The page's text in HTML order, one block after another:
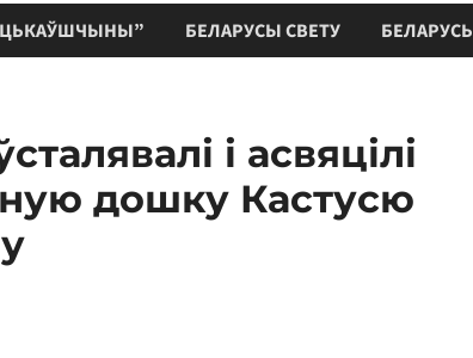
БЕЛАРУСЫ СВЕТУ БЕЛАРУСЬ
і асвяцілі
дошку Кастусю